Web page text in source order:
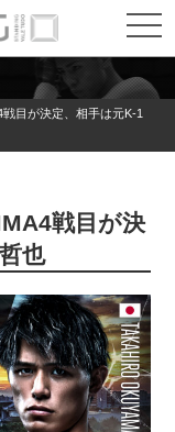
t
o
g
l
t
o
戦目が決定、相手は元K-1
戦目が決
也